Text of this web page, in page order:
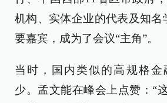
机构、实体企业的代表及知名
要嘉宾，成为了会议“主角”。
当时，国内类似的高规格金
少。孟文能在峰会上点赞：“